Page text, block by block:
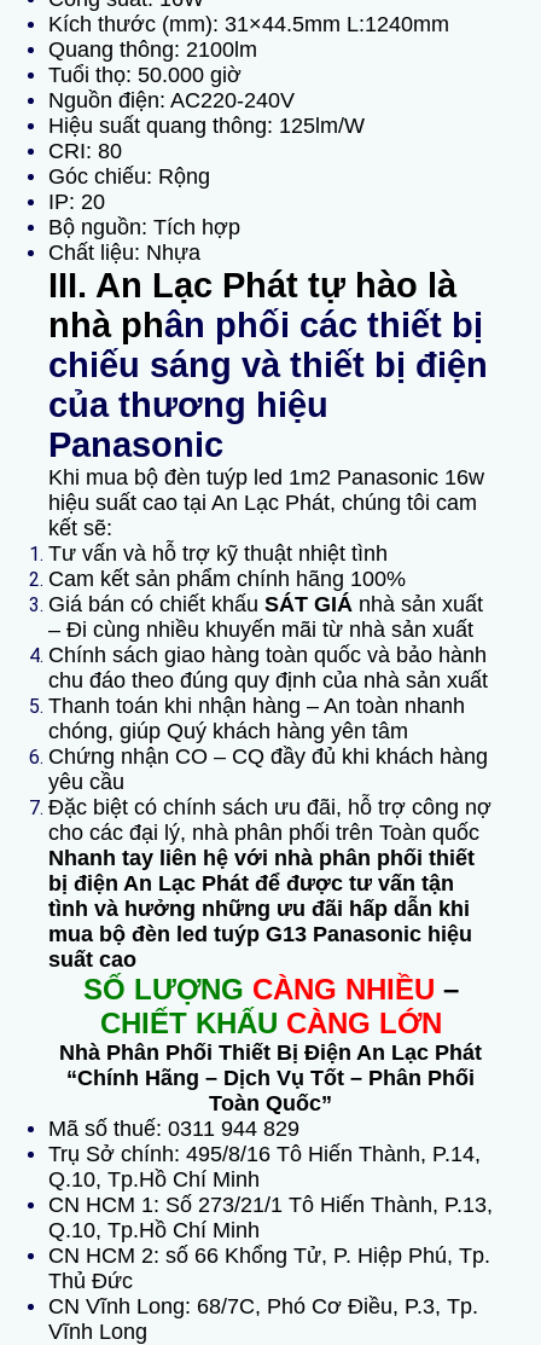
Kích thước (mm): 31×44.5mm L:1240mm
Quang thông: 2100lm
Tuổi thọ: 50.000 giờ
Nguồn điện: AC220-240V
Hiệu suất quang thông: 125lm/W
CRI: 80
Góc chiếu: Rộng
IP: 20
Bộ nguồn: Tích hợp
Chất liệu: Nhựa
III. An Lạc Phát tự hào là
nhà phân phối các thiết bị
chiếu sáng và thiết bị điện
của thương hiệu
Panasonic
Khi mua bộ đèn tuýp led 1m2 Panasonic 16w
hiệu suất cao tại An Lạc Phát, chúng tôi cam
kết sẽ:
Tư vấn và hỗ trợ kỹ thuật nhiệt tình
Cam kết sản phẩm chính hãng 100%
Giá bán có chiết khấu SÁT GIÁ nhà sản xuất
– Đi cùng nhiều khuyến mãi từ nhà sản xuất
Chính sách giao hàng toàn quốc và bảo hành
chu đáo theo đúng quy định của nhà sản xuất
Thanh toán khi nhận hàng – An toàn nhanh
chóng, giúp Quý khách hàng yên tâm
Chứng nhận CO – CQ đầy đủ khi khách hàng
yêu cầu
Đặc biệt có chính sách ưu đãi, hỗ trợ công nợ
cho các đại lý, nhà phân phối trên Toàn quốc
Nhanh tay liên hệ với nhà phân phối thiết
bị điện An Lạc Phát để được tư vấn tận
tình và hưởng những ưu đãi hấp dẫn khi
mua bộ đèn led tuýp G13 Panasonic hiệu
suất cao
SỐ LƯỢNG CÀNG NHIỀU –
CHIẾT KHẤU CÀNG LỚN
Nhà Phân Phối Thiết Bị Điện An Lạc Phát
“Chính Hãng – Dịch Vụ Tốt – Phân Phối
Toàn Quốc”
Mã số thuế: 0311 944 829
Trụ Sở chính: 495/8/16 Tô Hiến Thành, P.14,
Q.10, Tp.Hồ Chí Minh
CN HCM 1: Số 273/21/1 Tô Hiến Thành, P.13,
Q.10, Tp.Hồ Chí Minh
CN HCM 2: số 66 Khổng Tử, P. Hiệp Phú, Tp.
Thủ Đức
CN Vĩnh Long: 68/7C, Phó Cơ Điều, P.3, Tp.
Vĩnh Long